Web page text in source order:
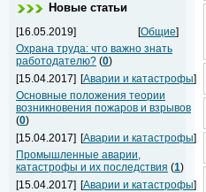
Новые статьи
[16.05.2019] [Общие]
Охрана труда: что важно знать
работодателю? (0)
[15.04.2017] [Аварии и катастрофы]
Основные положения теории
возникновения пожаров и взрывов
(0)
[15.04.2017] [Аварии и катастрофы]
Промышленные аварии,
катастрофы и их последствия (1)
[15.04.2017] [Аварии и катастрофы]